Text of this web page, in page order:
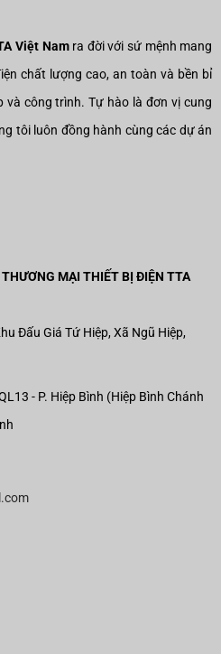
Việt Namra đời với sứ mệnh mang
chất lượng cao, an toàn và bền bỉ
và công trình. Tự hào là đơn vị cung
tôi luôn đồng hành cùng các dự án
MẠI THIẾT BỊ ĐIỆN TTA
Đấu Giá Tứ Hiệp, Xã Ngũ Hiệp,
- P. Hiệp Bình (Hiệp Bình Chánh